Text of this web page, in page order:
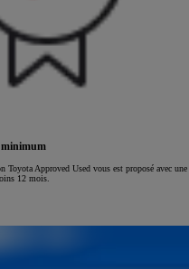
minimum
Toyota Approved Used vous est proposé avec une
12 mois.